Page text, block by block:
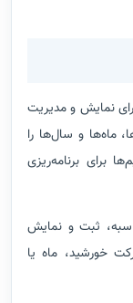
نمایش و مدیریت
ماه‌ها و سال‌ها را
برای برنامه‌ریزی
ثبت و نمایش
خورشید، ماه یا